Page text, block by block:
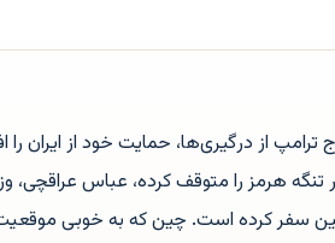
از درگیری‌ها، حمایت خود از ایران
هرمز را متوقف کرده، عباس عراقچی،
روزه به چین سفر کرده است. چین که به خوبی